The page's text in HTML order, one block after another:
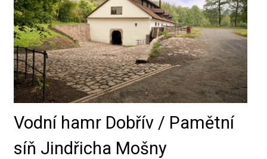
Vodní hamr Dobřív / Pamětní
síň Jindřicha Mošny